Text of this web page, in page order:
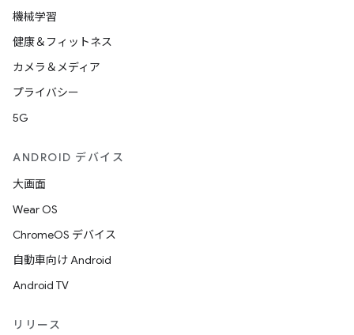
機械学習
健康＆フィットネス
カメラ＆メディア
プライバシー
5G
ANDROID デバイス
大画面
Wear OS
ChromeOS デバイス
自動車向け Android
Android TV
リリース